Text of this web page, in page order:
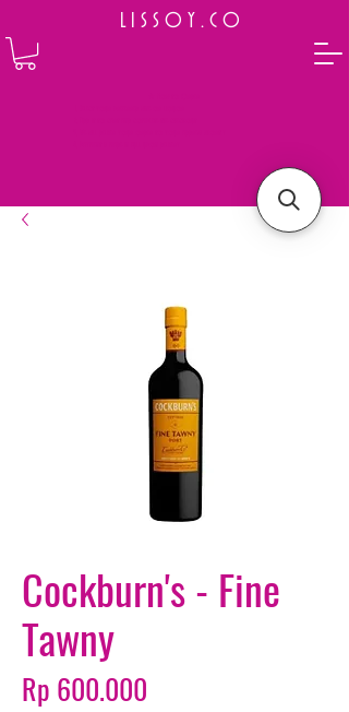
L I S S O Y . C O
Cockburn's - Fine
Tawny
Rp 600.000